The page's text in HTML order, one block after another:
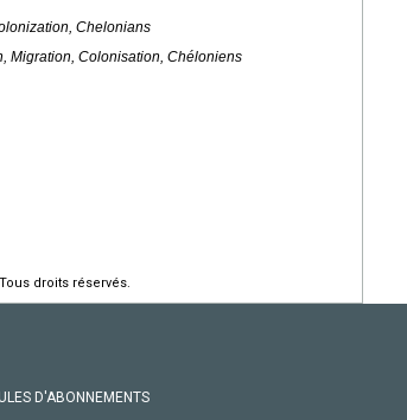
Chelonians
Migration, Colonisation, Chéloniens
droits réservés.
D'ABONNEMENTS